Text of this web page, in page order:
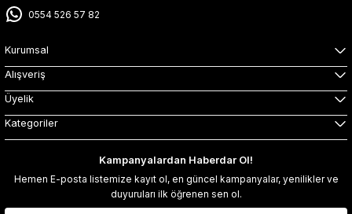
0554 526 57 82
Kurumsal
Alışveriş
Üyelik
Kategoriler
Kampanyalardan Haberdar Ol!
Hemen E-posta listemize kayıt ol, en güncel kampanyalar, yenilikler ve
duyuruları ilk öğrenen sen ol.